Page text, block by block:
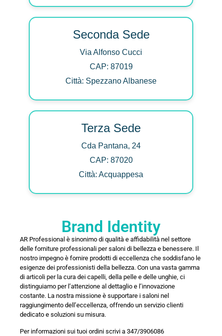
Seconda Sede
Via Alfonso Cucci
CAP: 87019
Città: Spezzano Albanese
Terza Sede
Cda Pantana, 24
CAP: 87020
Città: Acquappesa
Brand Identity
AR Professional è sinonimo di qualità e affidabilità nel settore
delle forniture professionali per saloni di bellezza e benessere. Il
nostro impegno è fornire prodotti di eccellenza che soddisfano le
esigenze dei professionisti della bellezza. Con una vasta gamma
di articoli per la cura dei capelli, della pelle e delle unghie, ci
distinguiamo per l’attenzione al dettaglio e l’innovazione
costante. La nostra missione è supportare i saloni nel
raggiungimento dell’eccellenza, offrendo un servizio clienti
dedicato e soluzioni su misura.
Per informazioni sui tuoi ordini scrivi a 347/3906086